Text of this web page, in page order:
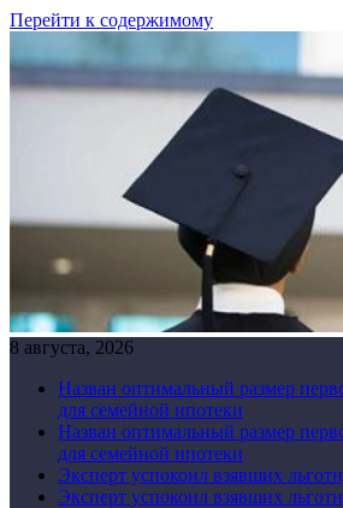
Перейти к содержимому
8 августа, 2026
Назван оптимальный размер
для семейной ипотеки
Назван оптимальный размер
для семейной ипотеки
Эксперт успокоил взявших
Эксперт успокоил взявших